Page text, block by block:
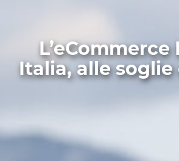
L’eCommerce
Italia, alle soglie